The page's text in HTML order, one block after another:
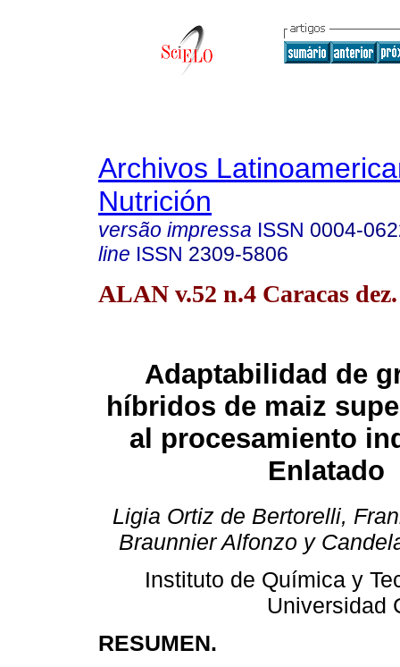
Archivos
Nutrición
versão impressa ISSN 0004-
line ISSN 2309-5806
ALAN v.52 n.4 Caracas
Adaptabilidad de
híbridos de maiz
al procesamiento
Enlatado
Ligia Ortiz de Bertorelli,
Braunnier Alfonzo y
Instituto de Química y
Universidad
RESUMEN.